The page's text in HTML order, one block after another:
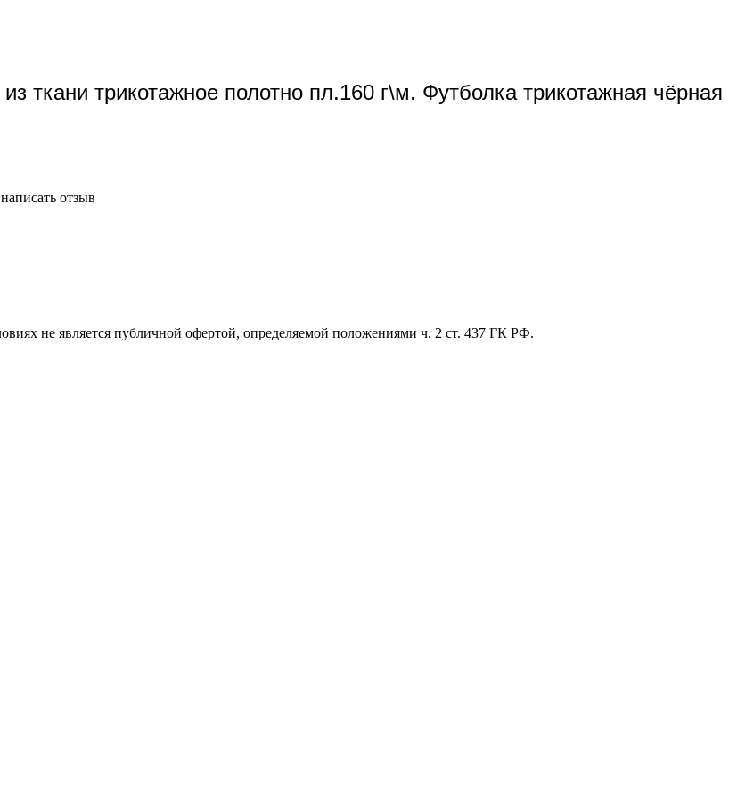
ткани трикотажное полотно пл.160 г\м. Футболка трикотажная чёрная
отзыв
не является публичной офертой, определяемой положениями ч. 2 ст. 437 ГК РФ.